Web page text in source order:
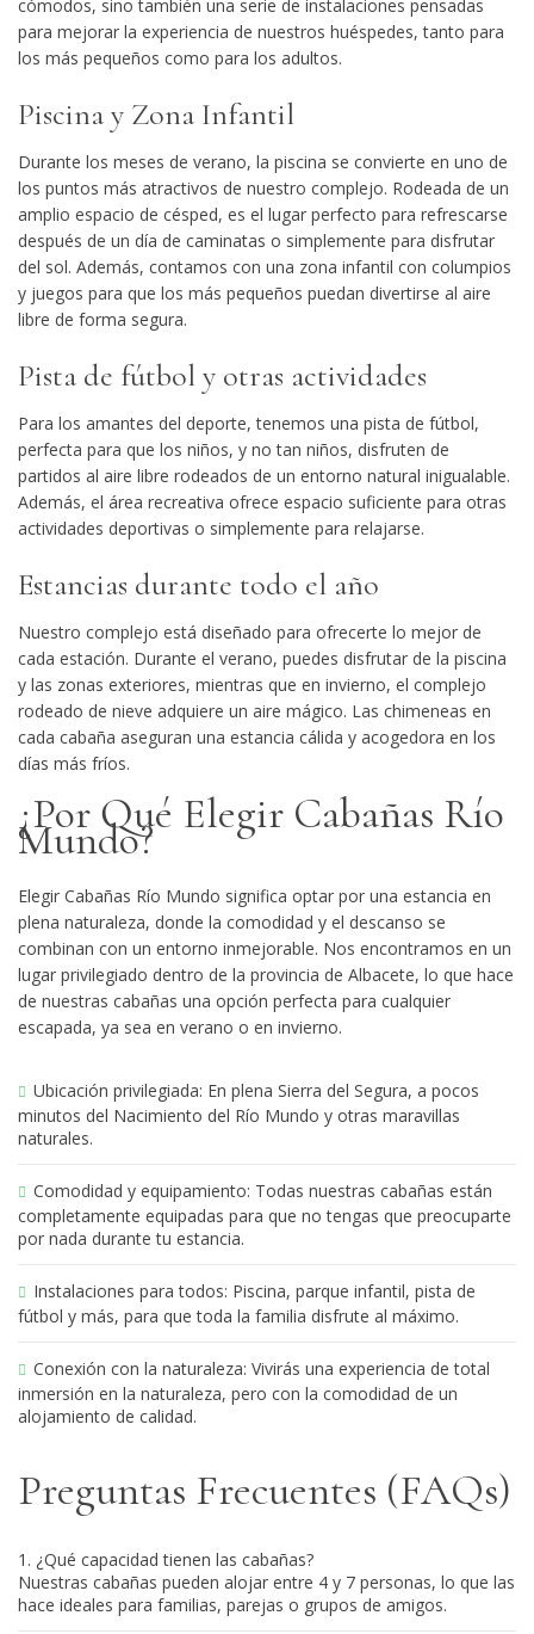
cómodos, sino también una serie de instalaciones pensadas
para mejorar la experiencia de nuestros huéspedes, tanto para
los más pequeños como para los adultos.
Piscina y Zona Infantil
Durante los meses de verano, la piscina se convierte en uno de
los puntos más atractivos de nuestro complejo. Rodeada de un
amplio espacio de césped, es el lugar perfecto para refrescarse
después de un día de caminatas o simplemente para disfrutar
del sol. Además, contamos con una zona infantil con columpios
y juegos para que los más pequeños puedan divertirse al aire
libre de forma segura.
Pista de fútbol y otras actividades
Para los amantes del deporte, tenemos una pista de fútbol,
perfecta para que los niños, y no tan niños, disfruten de
partidos al aire libre rodeados de un entorno natural inigualable.
Además, el área recreativa ofrece espacio suficiente para otras
actividades deportivas o simplemente para relajarse.
Estancias durante todo el año
Nuestro complejo está diseñado para ofrecerte lo mejor de
cada estación. Durante el verano, puedes disfrutar de la piscina
y las zonas exteriores, mientras que en invierno, el complejo
rodeado de nieve adquiere un aire mágico. Las chimeneas en
cada cabaña aseguran una estancia cálida y acogedora en los
días más fríos.
¿Por Qué Elegir Cabañas Río
Mundo?
Elegir Cabañas Río Mundo significa optar por una estancia en
plena naturaleza, donde la comodidad y el descanso se
combinan con un entorno inmejorable. Nos encontramos en un
lugar privilegiado dentro de la provincia de Albacete, lo que hace
de nuestras cabañas una opción perfecta para cualquier
escapada, ya sea en verano o en invierno.
Ubicación privilegiada: En plena Sierra del Segura, a pocos
minutos del Nacimiento del Río Mundo y otras maravillas
naturales.
Comodidad y equipamiento: Todas nuestras cabañas están
completamente equipadas para que no tengas que preocuparte
por nada durante tu estancia.
Instalaciones para todos: Piscina, parque infantil, pista de
fútbol y más, para que toda la familia disfrute al máximo.
Conexión con la naturaleza: Vivirás una experiencia de total
inmersión en la naturaleza, pero con la comodidad de un
alojamiento de calidad.
Preguntas Frecuentes (FAQs)
¿Qué capacidad tienen las cabañas?
Nuestras cabañas pueden alojar entre 4 y 7 personas, lo que las
hace ideales para familias, parejas o grupos de amigos.